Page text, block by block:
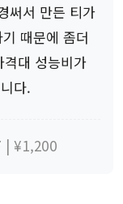
써서 만든 티가
때문에 좀더
대 성능비가
다.
| ¥1,200